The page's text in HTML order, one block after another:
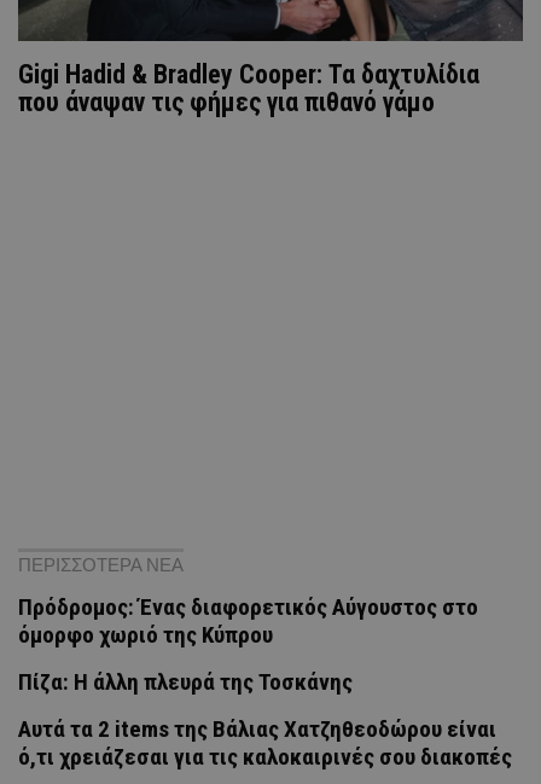
Gigi Hadid & Bradley Cooper: Τα δαχτυλίδια
που άναψαν τις φήμες για πιθανό γάμο
ΠΕΡΙΣΣΟΤΕΡΑ ΝΕΑ
Πρόδρομος: Ένας διαφορετικός Αύγουστος στο
όμορφο χωριό της Κύπρου
Πίζα: Η άλλη πλευρά της Τοσκάνης
Αυτά τα 2 items της Βάλιας Χατζηθεοδώρου είναι
ό,τι χρειάζεσαι για τις καλοκαιρινές σου διακοπές